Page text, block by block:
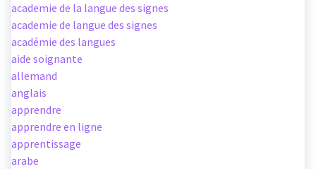
academie de la langue des signes
academie de langue des signes
académie des langues
aide soignante
allemand
anglais
apprendre
apprendre en ligne
apprentissage
arabe